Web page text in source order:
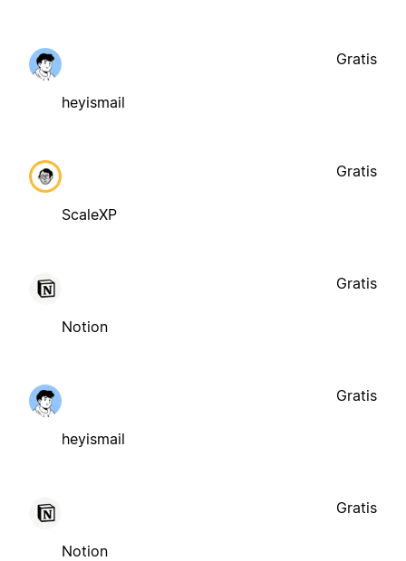
heyismail
Gratis
ScaleXP
Gratis
Notion
Gratis
heyismail
Gratis
Notion
Gratis